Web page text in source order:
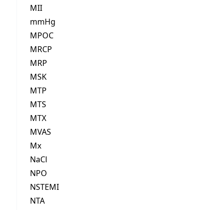
MII
mmHg
MPOC
MRCP
MRP
MSK
MTP
MTS
MTX
MVAS
Mx
NaCl
NPO
NSTEMI
NTA